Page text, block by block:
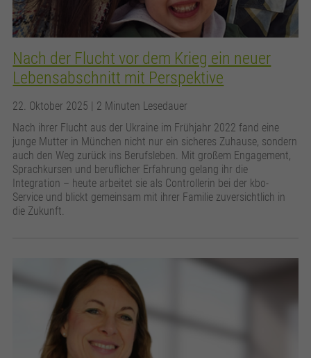
Nach der Flucht vor dem Krieg ein neuer
Lebensabschnitt mit Perspektive
22. Oktober 2025 | 2 Minuten Lesedauer
Nach ihrer Flucht aus der Ukraine im Frühjahr 2022 fand eine
junge Mutter in München nicht nur ein sicheres Zuhause, sondern
auch den Weg zurück ins Berufsleben. Mit großem Engagement,
Sprachkursen und beruflicher Erfahrung gelang ihr die
Integration – heute arbeitet sie als Controllerin bei der kbo-
Service und blickt gemeinsam mit ihrer Familie zuversichtlich in
die Zukunft.